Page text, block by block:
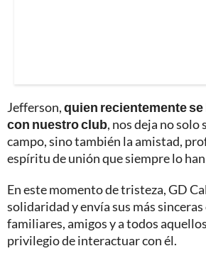
Jefferson,quien recientemente
con nuestro club, nos deja no solo
campo, sino también la amistad,
espíritu de unión que siempre lo
En este momento de tristeza, GD
solidaridad y envía sus más
familiares, amigos y a todos
privilegio de interactuar con él.